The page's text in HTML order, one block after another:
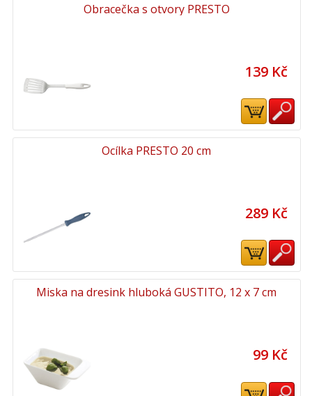
Obracečka s otvory PRESTO
139 Kč
Ocílka PRESTO 20 cm
289 Kč
Miska na dresink hluboká GUSTITO, 12 x 7 cm
99 Kč